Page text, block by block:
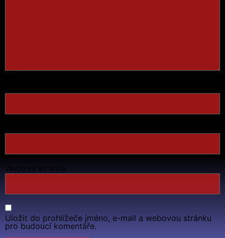
Webová stránka
Uložit do prohlížeče jméno, e-mail a webovou stránku
pro budoucí komentáře.